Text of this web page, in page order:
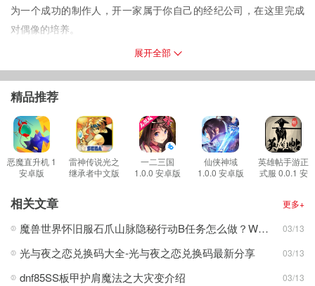
为一个成功的制作人，开一家属于你自己的经纪公司，在这里完成
对偶像的培养。
你可以体验到最丰富的游戏玩法，更多不同的游戏乐趣，我们还提
供了腾讯版本专属的游戏福利，登陆就可以进行领取。
游戏简介
带着你的偶像来到舞台上进行表演，让你手下的艺人都可以成为国
民级别的偶像。
在这里玩家们可以和多名不同的偶像进行签约，发现他们的闪光
点，为你的艺人进行不同的培养，让你的艺人出道，去走属于他们
游戏特色
1、开始全新的游戏玩法，去进行不同的游戏体验，感受最轻松的游
戏乐趣。
展开全部
精品推荐
恶魔直升机 1
安卓版
雷神传说光之
继承者中文版
一二三国
1.0.0 安卓版
仙侠神域
1.0.0 安卓版
英雄帖手游正
式服 0.0.1 安
相关文章 更多+
魔兽世界怀旧服石爪山脉隐秘行动B任务怎么做？WOW怀旧服风险投资公司函件在哪儿？ 03/13
光与夜之恋兑换码大全-光与夜之恋兑换码最新分享 03/13
dnf85SS板甲护肩魔法之大灾变介绍 03/13